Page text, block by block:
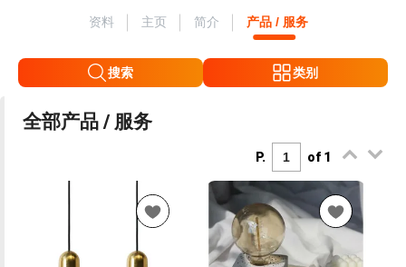
资料 主页 简介 产品 / 服务
搜索 类别
全部产品 / 服务
P. of 1